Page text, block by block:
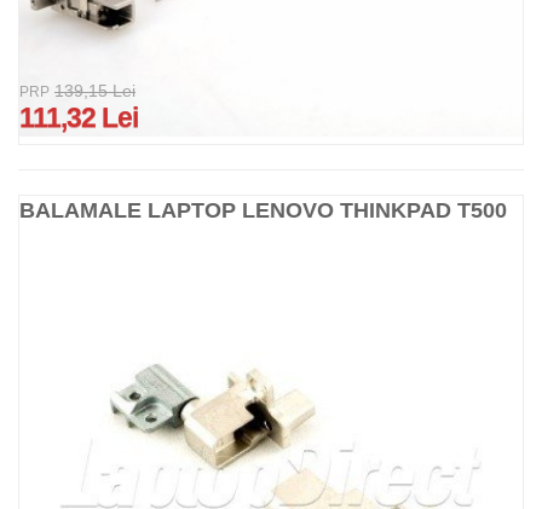
PRP 139,15 Lei
111,32 Lei
BALAMALE LAPTOP LENOVO THINKPAD T500